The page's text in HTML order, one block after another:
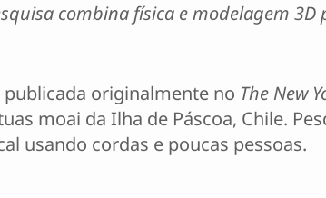
combina física e modelagem
originalmente no The New
moai da Ilha de Páscoa, Chile.
usando cordas e poucas pessoas.